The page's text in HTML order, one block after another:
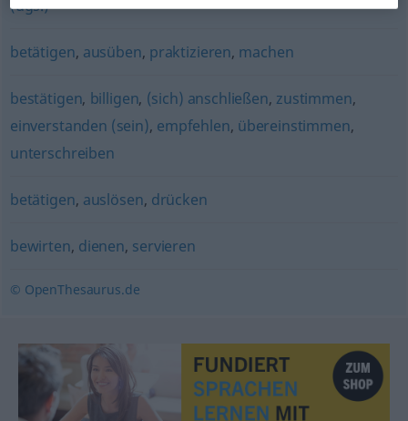
(ugs.)
betätigen, ausüben, praktizieren, machen
bestätigen, billigen, (sich) anschließen, zustimmen,
einverstanden (sein), empfehlen, übereinstimmen,
unterschreiben
betätigen, auslösen, drücken
bewirten, dienen, servieren
© OpenThesaurus.de